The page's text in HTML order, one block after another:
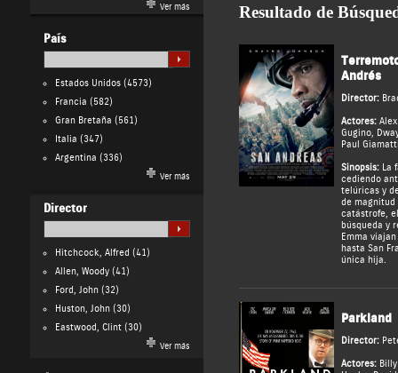
Ver más
País
Estados Unidos(4573)
Francia (582)
Gran Bretaña (561)
Italia (347)
Argentina (336)
Ver más
Director
Hitchcock, Alfred (41)
Allen, Woody(41)
Ford, John(32)
Huston, John(30)
Eastwood, Clint(30)
Ver más
Resultado de
Andrés
Director:
Actores:
Gugino,
Paul
Sinopsis:La
cediendo
telúricas y
de magnitud
catástrofe,
búsqueda y
Emma
hasta San
única hija.
Parkland
Director:
Actores: